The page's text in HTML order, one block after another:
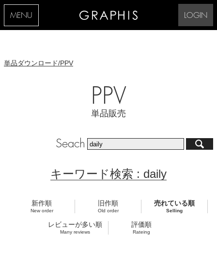
MENU LOGIN
単品ダウンロード/PPV
PPV
単品販売
Seach
キーワード検索 : daily
新作順
New order
旧作順
Old order
売れている順
Selling
レビューが多い順
Many reviews
評価順
Rateing